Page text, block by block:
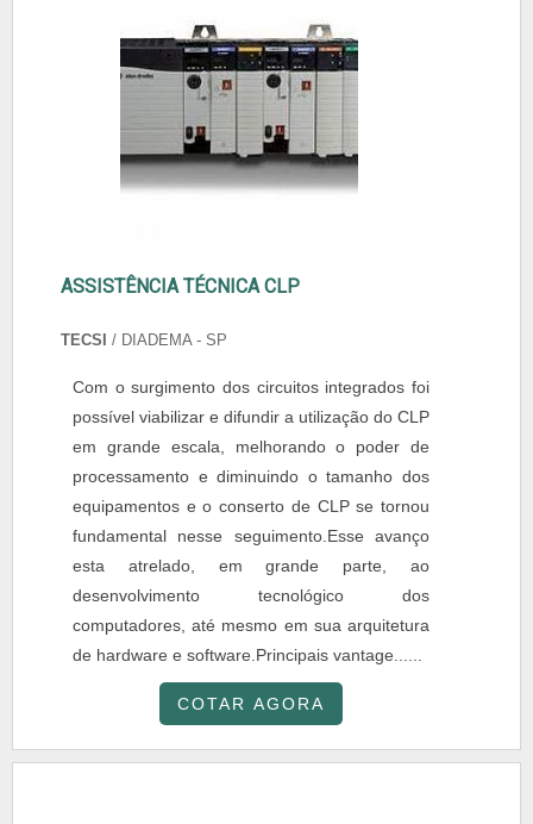
ASSISTÊNCIA TÉCNICA CLP
TECSI / DIADEMA - SP
Com o surgimento dos circuitos integrados foi
possível viabilizar e difundir a utilização do CLP
em grande escala, melhorando o poder de
processamento e diminuindo o tamanho dos
equipamentos e o conserto de CLP se tornou
fundamental nesse seguimento.Esse avanço
esta atrelado, em grande parte, ao
desenvolvimento tecnológico dos
computadores, até mesmo em sua arquitetura
de hardware e software.Principais vantage......
COTAR AGORA